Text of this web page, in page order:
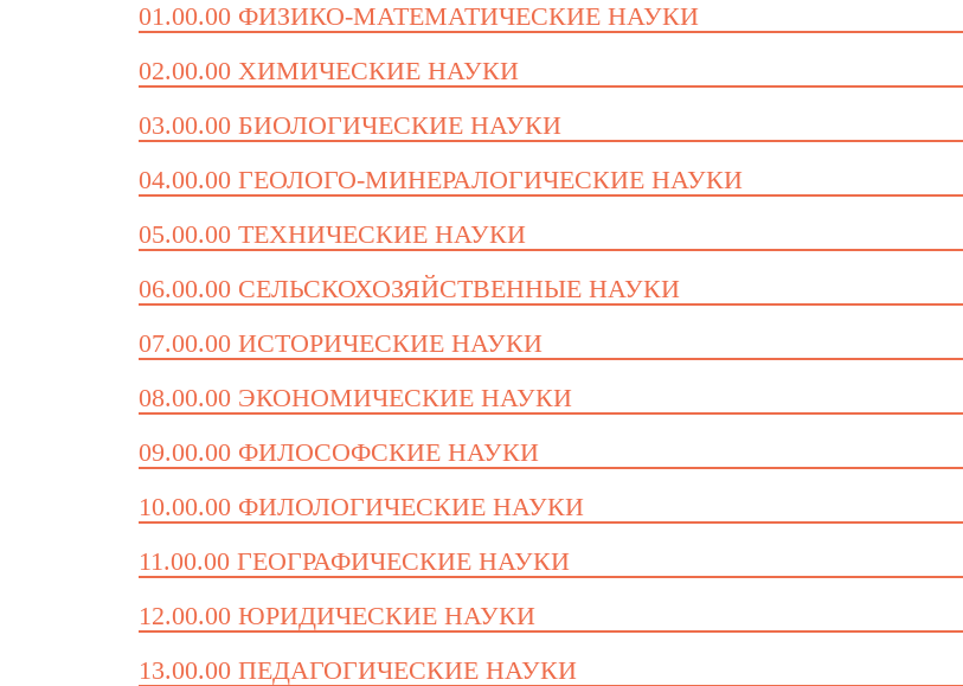
01.00.00 ФИЗИКО-МАТЕМАТИЧЕСКИЕ НАУКИ
02.00.00 ХИМИЧЕСКИЕ НАУКИ
03.00.00 БИОЛОГИЧЕСКИЕ НАУКИ
04.00.00 ГЕОЛОГО-МИНЕРАЛОГИЧЕСКИЕ НАУКИ
05.00.00 ТЕХНИЧЕСКИЕ НАУКИ
06.00.00 СЕЛЬСКОХОЗЯЙСТВЕННЫЕ НАУКИ
07.00.00 ИСТОРИЧЕСКИЕ НАУКИ
08.00.00 ЭКОНОМИЧЕСКИЕ НАУКИ
09.00.00 ФИЛОСОФСКИЕ НАУКИ
10.00.00 ФИЛОЛОГИЧЕСКИЕ НАУКИ
11.00.00 ГЕОГРАФИЧЕСКИЕ НАУКИ
12.00.00 ЮРИДИЧЕСКИЕ НАУКИ
13.00.00 ПЕДАГОГИЧЕСКИЕ НАУКИ